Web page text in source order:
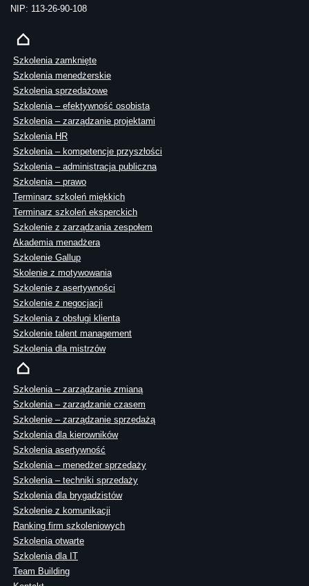
NIP: 113-26-90-108
Szkolenia zamknięte
Szkolenia menedżerskie
Szkolenia sprzedażowe
Szkolenia – efektywność osobista
Szkolenia – zarządzanie projektami
Szkolenia HR
Szkolenia – kompetencje przyszłości
Szkolenia – administracja publiczna
Szkolenia – prawo
Terminarz szkoleń miękkich
Terminarz szkoleń eksperckich
Szkolenie z zarządzania zespołem
Akademia menadżera
Szkolenie Gallup
Skolenie z motywowania
Szkolenie z asertywności
Szkolenie z negocjacji
Szkolenia z obsługi klienta
Szkolenie talent management
Szkolenia dla mistrzów
Szkolenia – zarządzanie zmianą
Szkolenia – zarządzanie czasem
Szkolenie – zarządzanie sprzedażą
Szkolenia dla kierowników
Szkolenia asertywność
Szkolenia – menedżer sprzedaży
Szkolenia – techniki sprzedaży
Szkolenia dla brygadzistów
Szkolenie z komunikacji
Ranking firm szkoleniowych
Szkolenia otwarte
Szkolenia dla IT
Team Building